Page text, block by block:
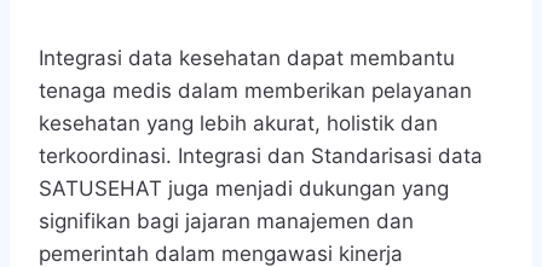
Integrasi data kesehatan dapat membantu
tenaga medis dalam memberikan pelayanan
kesehatan yang lebih akurat, holistik dan
terkoordinasi. Integrasi dan Standarisasi data
SATUSEHAT juga menjadi dukungan yang
signifikan bagi jajaran manajemen dan
pemerintah dalam mengawasi kinerja